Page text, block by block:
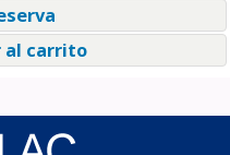
carrito